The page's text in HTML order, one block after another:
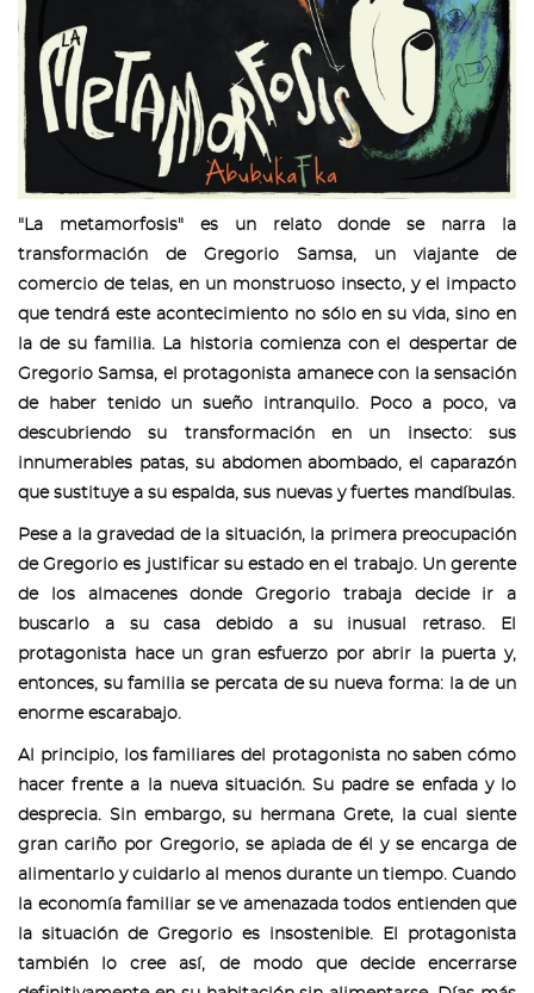
"La metamorfosis" es un relato donde se narra la
transformación de Gregorio Samsa, un viajante de
comercio de telas, en un monstruoso insecto, y el impacto
que tendrá este acontecimiento no sólo en su vida, sino en
la de su familia. La historia comienza con el despertar de
Gregorio Samsa, el protagonista amanece con la sensación
de haber tenido un sueño intranquilo. Poco a poco, va
descubriendo su transformación en un insecto: sus
innumerables patas, su abdomen abombado, el caparazón
que sustituye a su espalda, sus nuevas y fuertes mandíbulas.
Pese a la gravedad de la situación, la primera preocupación
de Gregorio es justificar su estado en el trabajo. Un gerente
de los almacenes donde Gregorio trabaja decide ir a
buscarlo a su casa debido a su inusual retraso. El
protagonista hace un gran esfuerzo por abrir la puerta y,
entonces, su familia se percata de su nueva forma: la de un
enorme escarabajo.
Al principio, los familiares del protagonista no saben cómo
hacer frente a la nueva situación. Su padre se enfada y lo
desprecia. Sin embargo, su hermana Grete, la cual siente
gran cariño por Gregorio, se apiada de él y se encarga de
alimentarlo y cuidarlo al menos durante un tiempo. Cuando
la economía familiar se ve amenazada todos entienden que
la situación de Gregorio es insostenible. El protagonista
también lo cree así, de modo que decide encerrarse